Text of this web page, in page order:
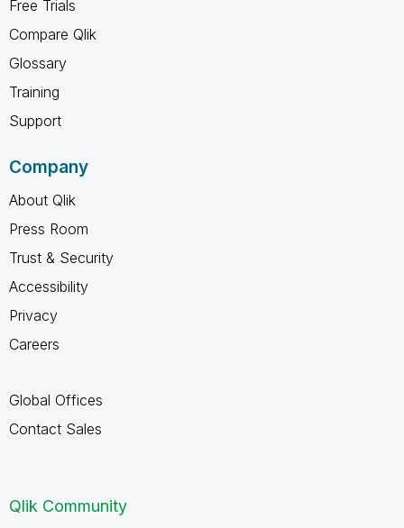
Free Trials
Compare Qlik
Glossary
Training
Support
Company
About Qlik
Press Room
Trust & Security
Accessibility
Privacy
Careers
Global Offices
Contact Sales
Qlik Community